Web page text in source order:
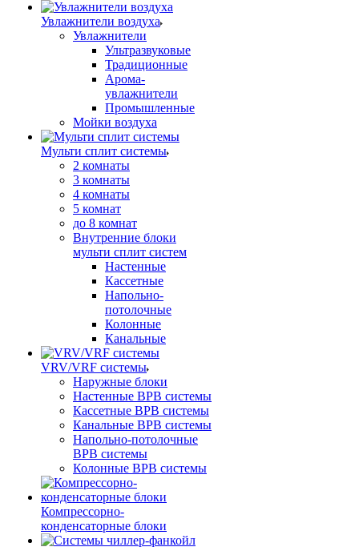
Увлажнители воздуха
Увлажнители
Ультразвуковые
Традиционные
Арома-
увлажнители
Промышленные
Мойки воздуха
Мульти сплит системы
2 комнаты
3 комнаты
4 комнаты
5 комнат
до 8 комнат
Внутренние блоки
мульти сплит систем
Настенные
Кассетные
Напольно-
потолочные
Колонные
Канальные
VRV/VRF системы
Наружные блоки
Настенные ВРВ системы
Кассетные ВРВ системы
Канальные ВРВ системы
Напольно-потолочные
ВРВ системы
Колонные ВРВ системы
Компрессорно-
конденсаторные блоки